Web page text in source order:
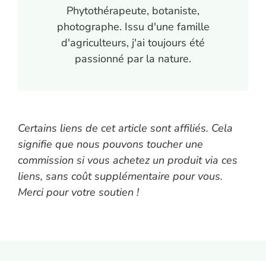
Phytothérapeute, botaniste,
photographe. Issu d'une famille
d'agriculteurs, j'ai toujours été
passionné par la nature.
Certains liens de cet article sont affiliés. Cela
signifie que nous pouvons toucher une
commission si vous achetez un produit via ces
liens, sans coût supplémentaire pour vous.
Merci pour votre soutien !